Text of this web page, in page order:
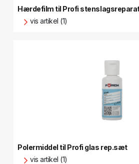
Hærdefilm til Profi
vis artikel (1)
Polermiddel til Profi glas rep.sæt
vis artikel (1)